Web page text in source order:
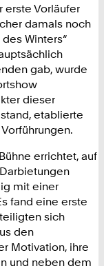
erste Vorläufer
damals noch
Winters“
gab, wurde
dieser
etablierte
errichtet, auf
mit einer
fand eine erste
sich
den
Motivation, ihre
und neben dem